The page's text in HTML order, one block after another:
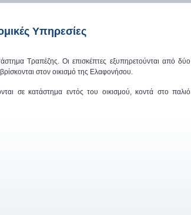
Υπηρεσίες
Τραπέζης. Οι επισκέπτες εξυπηρετούνται από δύο
στον οικισμό της Ελαφονήσου.
σε κατάστημα εντός του οικισμού, κοντά στο παλιό